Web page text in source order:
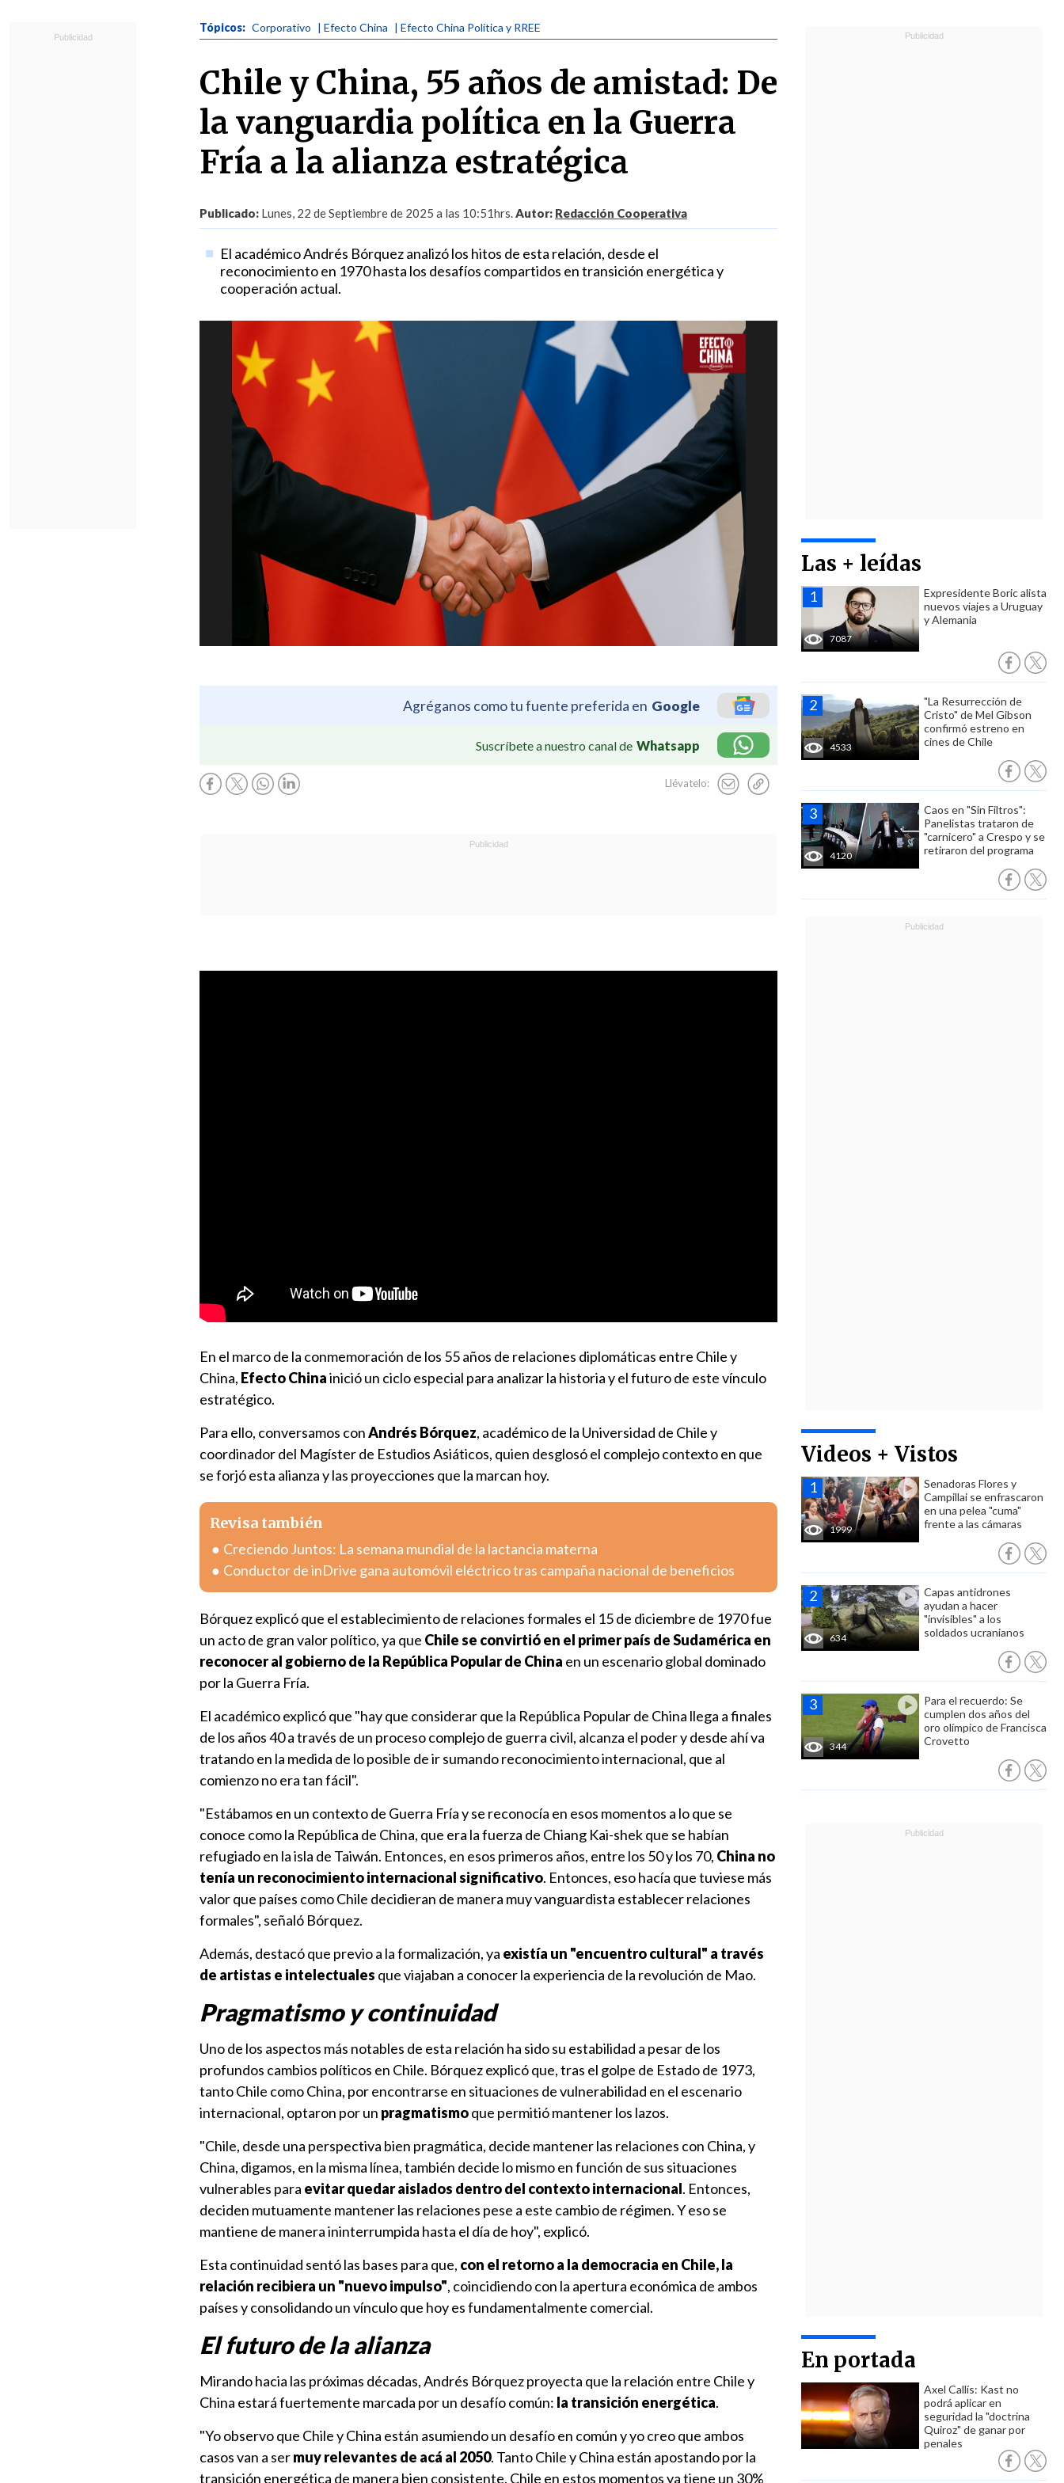
Tópicos: Corporativo | Efecto China | Efecto China Política y RREE
Chile y China, 55 años de amistad: De
la vanguardia política en la Guerra
Fría a la alianza estratégica
Publicado: Lunes, 22 de Septiembre de 2025 a las 10:51hrs.Autor: Redacción Cooperativa
El académico Andrés Bórquez analizó los hitos de esta relación, desde el
reconocimiento en 1970 hasta los desafíos compartidos en transición energética y
cooperación actual.
Agréganos como tu fuente preferida en Google
Suscríbete a nuestro canal de Whatsapp
Llévatelo:
Las + leídas
7087
Expresidente Boric alista
nuevos viajes a Uruguay
y Alemania
4533
"La Resurrección de
Cristo" de Mel Gibson
confirmó estreno en
cines de Chile
4120
Caos en "Sin Filtros":
Panelistas trataron de
"carnicero" a Crespo y se
retiraron del programa
Videos + Vistos
1999
Senadoras Flores y
Campillai se enfrascaron
en una pelea "cuma"
frente a las cámaras
634
Capas antidrones
ayudan a hacer
"invisibles" a los
soldados ucranianos
344
Para el recuerdo: Se
cumplen dos años del
oro olímpico de Francisca
Crovetto
En portada
Axel Callís: Kast no
podrá aplicar en
seguridad la "doctrina
Quiroz" de ganar por
penales
En el marco de la conmemoración de los 55 años de relaciones diplomáticas entre Chile y
China, Efecto Chinainició un ciclo especial para analizar la historia y el futuro de este vínculo
estratégico.
Para ello, conversamos conAndrés Bórquez, académico de la Universidad de Chile y
coordinador del Magíster de Estudios Asiáticos, quien desglosó el complejo contexto en que
se forjó esta alianza y las proyecciones que la marcan hoy.
Revisa también
Creciendo Juntos: La semana mundial de la lactancia materna
Conductor de inDrive gana automóvil eléctrico tras campaña nacional de beneficios
Bórquez explicó que el establecimiento de relaciones formales el 15 de diciembre de 1970 fue
un acto de gran valor político, ya que Chile se convirtió en el primer país de Sudamérica en
reconocer al gobierno de la República Popular de China en un escenario global dominado
por la Guerra Fría.
El académico explicó que "hay que considerar que la República Popular de China llega a finales
de los años 40 a través de un proceso complejo de guerra civil, alcanza el poder y desde ahí va
tratando en la medida de lo posible de ir sumando reconocimiento internacional, que al
comienzo no era tan fácil".
"Estábamos en un contexto de Guerra Fría y se reconocía en esos momentos a lo que se
conoce como la República de China, que era la fuerza de Chiang Kai-shek que se habían
refugiado en la isla de Taiwán. Entonces, en esos primeros años, entre los 50 y los 70, China no
tenía un reconocimiento internacional significativo. Entonces, eso hacía que tuviese más
valor que países como Chile decidieran de manera muy vanguardista establecer relaciones
formales", señaló Bórquez.
Además, destacó que previo a la formalización, ya existía un "encuentro cultural" a través
de artistas e intelectuales que viajaban a conocer la experiencia de la revolución de Mao.
Pragmatismo y continuidad
Uno de los aspectos más notables de esta relación ha sido su estabilidad a pesar de los
profundos cambios políticos en Chile. Bórquez explicó que, tras el golpe de Estado de 1973,
tanto Chile como China, por encontrarse en situaciones de vulnerabilidad en el escenario
internacional, optaron por un pragmatismoque permitió mantener los lazos.
"Chile, desde una perspectiva bien pragmática, decide mantener las relaciones con China, y
China, digamos, en la misma línea, también decide lo mismo en función de sus situaciones
vulnerables para evitar quedar aislados dentro del contexto internacional. Entonces,
deciden mutuamente mantener las relaciones pese a este cambio de régimen. Y eso se
mantiene de manera ininterrumpida hasta el día de hoy", explicó.
Esta continuidad sentó las bases para que, con el retorno a la democracia en Chile, la
relación recibiera un "nuevo impulso", coincidiendo con la apertura económica de ambos
países y consolidando un vínculo que hoy es fundamentalmente comercial.
El futuro de la alianza
Mirando hacia las próximas décadas, Andrés Bórquez proyecta que la relación entre Chile y
China estará fuertemente marcada por un desafío común: la transición energética.
"Yo observo que Chile y China están asumiendo un desafío en común y yo creo que ambos
casos van a sermuy relevantes de acá al 2050. Tanto Chile y China están apostando por la
transición energética de manera bien consistente. Chile en estos momentos ya tiene un 30%